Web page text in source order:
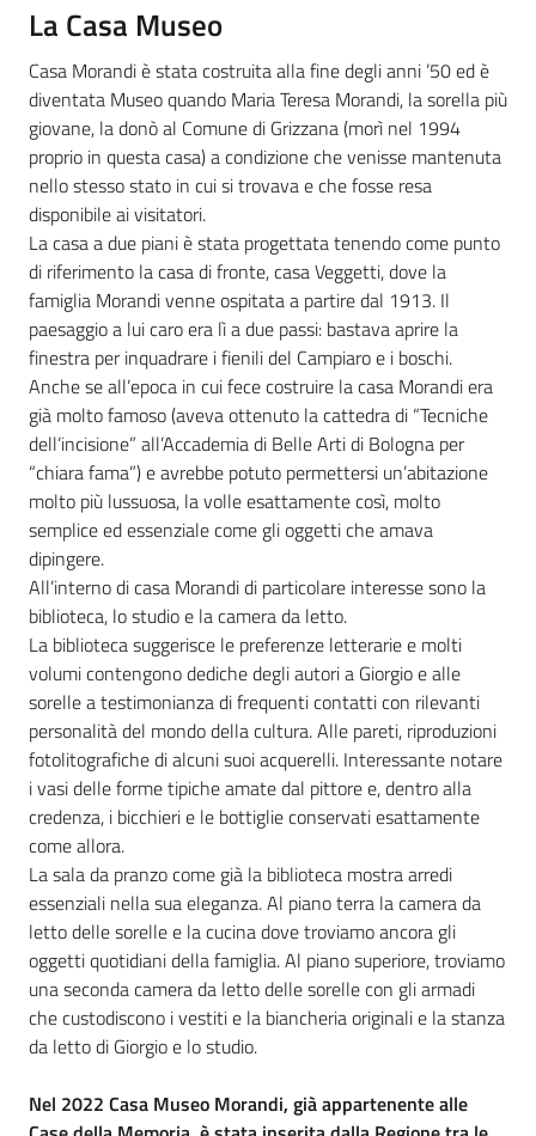
La Casa Museo
Casa Morandi è stata costruita alla fine degli anni ’50 ed è
diventata Museo quando Maria Teresa Morandi, la sorella più
giovane, la donò al Comune di Grizzana (morì nel 1994
proprio in questa casa) a condizione che venisse mantenuta
nello stesso stato in cui si trovava e che fosse resa
disponibile ai visitatori.
La casa a due piani è stata progettata tenendo come punto
di riferimento la casa di fronte, casa Veggetti, dove la
famiglia Morandi venne ospitata a partire dal 1913. Il
paesaggio a lui caro era lì a due passi: bastava aprire la
finestra per inquadrare i fienili del Campiaro e i boschi.
Anche se all’epoca in cui fece costruire la casa Morandi era
già molto famoso (aveva ottenuto la cattedra di “Tecniche
dell’incisione” all’Accademia di Belle Arti di Bologna per
“chiara fama”) e avrebbe potuto permettersi un’abitazione
molto più lussuosa, la volle esattamente così, molto
semplice ed essenziale come gli oggetti che amava
dipingere.
All’interno di casa Morandi di particolare interesse sono la
biblioteca, lo studio e la camera da letto.
La biblioteca suggerisce le preferenze letterarie e molti
volumi contengono dediche degli autori a Giorgio e alle
sorelle a testimonianza di frequenti contatti con rilevanti
personalità del mondo della cultura. Alle pareti, riproduzioni
fotolitografiche di alcuni suoi acquerelli. Interessante notare
i vasi delle forme tipiche amate dal pittore e, dentro alla
credenza, i bicchieri e le bottiglie conservati esattamente
come allora.
La sala da pranzo come già la biblioteca mostra arredi
essenziali nella sua eleganza. Al piano terra la camera da
letto delle sorelle e la cucina dove troviamo ancora gli
oggetti quotidiani della famiglia. Al piano superiore, troviamo
una seconda camera da letto delle sorelle con gli armadi
che custodiscono i vestiti e la biancheria originali e la stanza
da letto di Giorgio e lo studio.
Nel 2022 Casa Museo Morandi, già appartenente alle